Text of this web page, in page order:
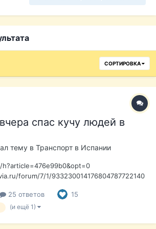
СОРТИРОВКА
спас кучу людей в
тему в Транспорт в Испании
forum/7/1/933230014176804787722140
25 ответов 15
(и ещё 1)